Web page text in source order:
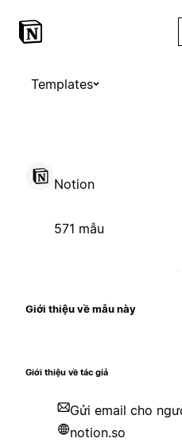
Templates
Notion
571 mẫu
Giới thiệu về mẫu này
Giới thiệu về tác giả
Gửi email cho
notion.so